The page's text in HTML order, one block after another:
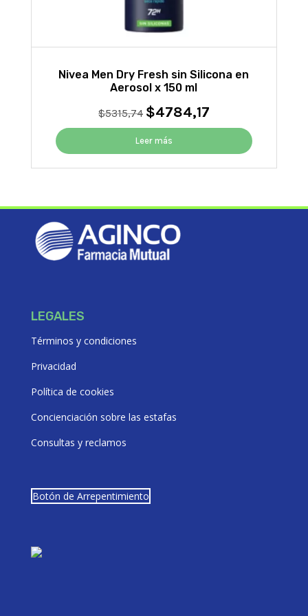
Nivea Men Dry Fresh sin Silicona en
Aerosol x 150 ml
$5315,74 El
precio
original
era:
$5315,74.
$4784,17El
precio
es:
$4784,17.
Leer más
LEGALES
Términos y condiciones
Privacidad
Política de cookies
Concienciación sobre las estafas
Consultas y reclamos
Botón de Arrepentimiento